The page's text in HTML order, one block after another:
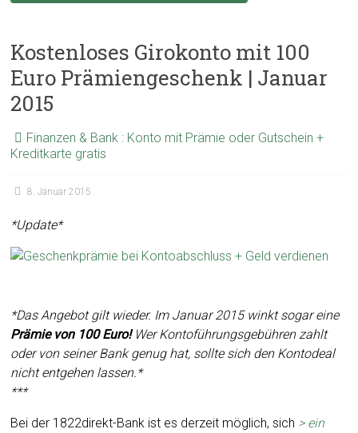
Kostenloses Girokonto mit 100
Euro Prämiengeschenk | Januar
2015
Finanzen & Bank : Konto mit Prämie oder Gutschein +
Kreditkarte gratis
8. Januar 2015
*Update*
*Das Angebot gilt wieder. Im Januar 2015 winkt sogar eine
Prämie von 100 Euro!Wer Kontoführungsgebühren zahlt
oder von seiner Bank genug hat, sollte sich den Kontodeal
nicht entgehen lassen.*
***
Bei der 1822direkt-Bank ist es derzeit möglich, sich > ein